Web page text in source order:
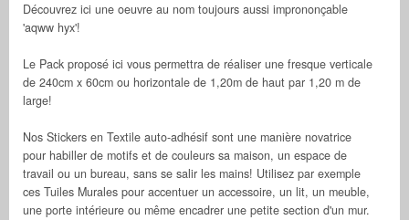
Découvrez ici une oeuvre au nom toujours aussi imprononçable
'aqww hyx'!
Le Pack proposé ici vous permettra de réaliser une fresque verticale
de 240cm x 60cm ou horizontale de 1,20m de haut par 1,20 m de
large!
Nos Stickers en Textile auto-adhésif sont une manière novatrice
pour habiller de motifs et de couleurs sa maison, un espace de
travail ou un bureau, sans se salir les mains! Utilisez par exemple
ces Tuiles Murales pour accentuer un accessoire, un lit, un meuble,
une porte intérieure ou même encadrer une petite section d'un mur.